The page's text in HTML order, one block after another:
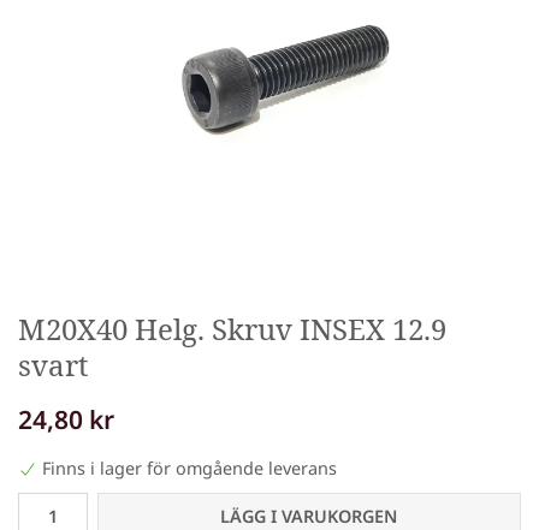
M20X40 Helg. Skruv INSEX 12.9
svart
24,80 kr
Finns i lager för omgående leverans
LÄGG I VARUKORGEN